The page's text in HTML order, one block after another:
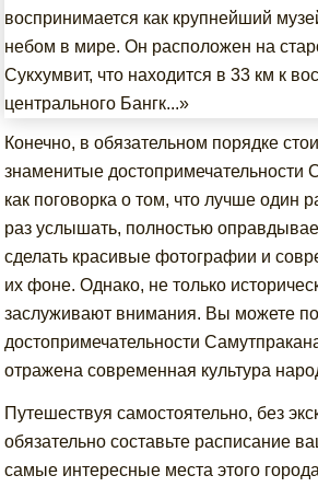
воспринимается как крупнейший
небом в мире. Он расположен на
Сукхумвит, что находится в 33 км к
центрального Бангк...»
Конечно, в обязательном порядке
знаменитые достопримечательности
как поговорка о том, что лучше один
раз услышать, полностью
сделать красивые фотографии и
их фоне. Однако, не только
заслуживают внимания. Вы можете
достопримечательности
отражена современная культура
Путешествуя самостоятельно, без
обязательно составьте расписание
самые интересные места этого